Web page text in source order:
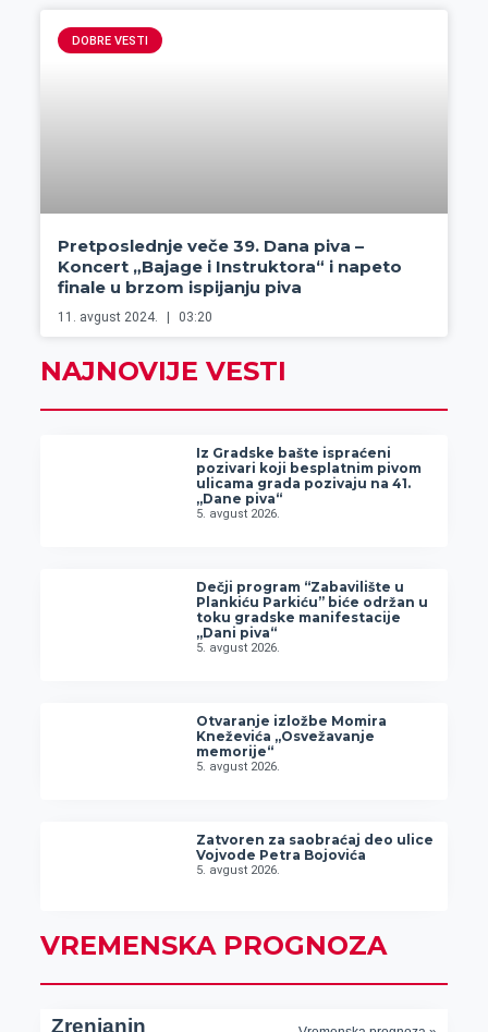
DOBRE VESTI
Pretposlednje veče 39. Dana piva –
Koncert „Bajage i Instruktora“ i napeto
finale u brzom ispijanju piva
11. avgust 2024. 03:20
NAJNOVIJE VESTI
Iz Gradske bašte ispraćeni
pozivari koji besplatnim pivom
ulicama grada pozivaju na 41.
„Dane piva“
5. avgust 2026.
Dečji program “Zabavilište u
Plankiću Parkiću” biće održan u
toku gradske manifestacije
„Dani piva“
5. avgust 2026.
Otvaranje izložbe Momira
Kneževića „Osvežavanje
memorije“
5. avgust 2026.
Zatvoren za saobraćaj deo ulice
Vojvode Petra Bojovića
5. avgust 2026.
VREMENSKA PROGNOZA